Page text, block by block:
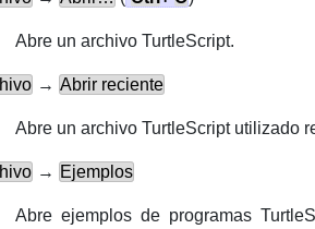
Abre un archivo TurtleScript.
→ Abrir reciente
Abre un archivo TurtleScript utilizado
→ Ejemplos
Abre ejemplos de programas